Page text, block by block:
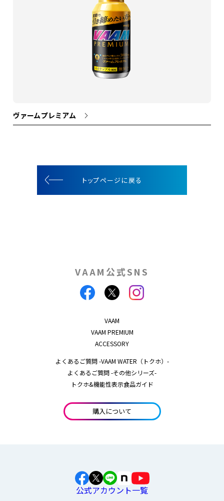
ヴァームプレミアム
トップページに戻る
VAAM公式SNS
VAAM
VAAM PREMIUM
ACCESSORY
よくあるご質問 -VAAM WATER（トクホ）-
よくあるご質問 -その他シリーズ-
トクホ&機能性表示食品ガイド
購入について
公式アカウント一覧